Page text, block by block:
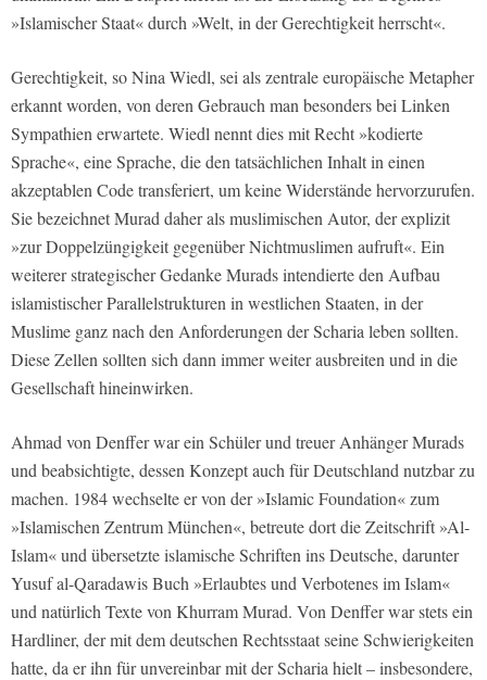
»Islamischer Staat« durch »Welt, in der Gerechtigkeit herrscht«.
Gerechtigkeit, so Nina Wiedl, sei als zentrale europäische Metapher
erkannt worden, von deren Gebrauch man besonders bei Linken
Sympathien erwartete. Wiedl nennt dies mit Recht »kodierte
Sprache«, eine Sprache, die den tatsächlichen Inhalt in einen
akzeptablen Code transferiert, um keine Widerstände hervorzurufen.
Sie bezeichnet Murad daher als muslimischen Autor, der explizit
»zur Doppelzüngigkeit gegenüber Nichtmuslimen aufruft«. Ein
weiterer strategischer Gedanke Murads intendierte den Aufbau
islamistischer Parallelstrukturen in westlichen Staaten, in der
Muslime ganz nach den Anforderungen der Scharia leben sollten.
Diese Zellen sollten sich dann immer weiter ausbreiten und in die
Gesellschaft hineinwirken.
Ahmad von Denffer war ein Schüler und treuer Anhänger Murads
und beabsichtigte, dessen Konzept auch für Deutschland nutzbar zu
machen. 1984 wechselte er von der »Islamic Foundation« zum
»Islamischen Zentrum München«, betreute dort die Zeitschrift »Al-
Islam« und übersetzte islamische Schriften ins Deutsche, darunter
Yusuf al-Qaradawis Buch »Erlaubtes und Verbotenes im Islam«
und natürlich Texte von Khurram Murad. Von Denffer war stets ein
Hardliner, der mit dem deutschen Rechtsstaat seine Schwierigkeiten
hatte, da er ihn für unvereinbar mit der Scharia hielt – insbesondere,